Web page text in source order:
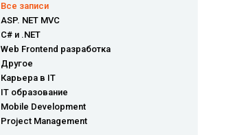
Все записи
ASP. NET MVC
C# и .NET
Web Frontend разработка
Другое
Карьера в IT
IT образование
Mobile Development
Project Management